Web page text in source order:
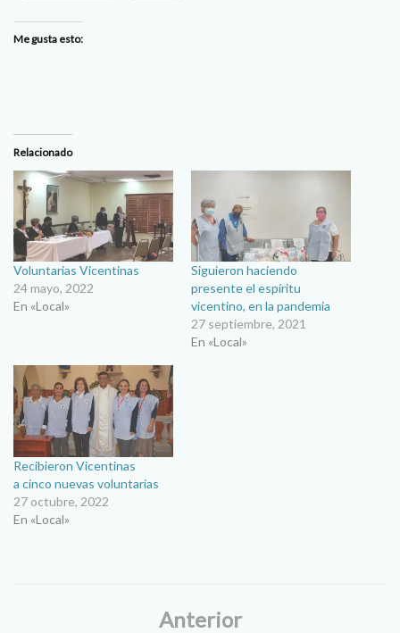
Me gusta esto:
Relacionado
Voluntarias Vicentinas
24 mayo, 2022
En «Local»
Siguieron haciendo
presente el espíritu
vicentino, en la pandemia
27 septiembre, 2021
En «Local»
Recibieron Vicentinas
a cinco nuevas voluntarias
27 octubre, 2022
En «Local»
Anterior